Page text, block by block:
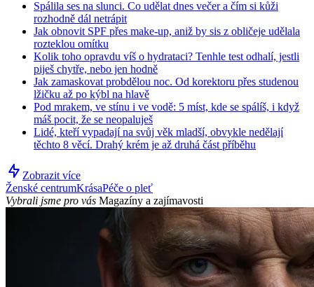
Spálila ses na slunci. Co udělat dnes večer a čím si kůži
rozhodně dál netrápit
Jak obnovit SPF přes make-up, aniž by sis z obličeje udělala
rozteklou omítku
Kolik toho opravdu víš o hydrataci? Tenhle test odhalí, jestli
piješ chytře, nebo jen hodně
Jak zamaskovat probdělou noc. Od korektoru přes studenou
lžičku až po kýbl na hlavě
Pod mrakem, ve stínu i ve vodě: 5 míst, kde se spálíš, i když
máš pocit, že se neopaluješ
Lidé, kteří vypadají na svůj věk mladší, obvykle nedělají
těchto 8 věcí. Drahý krém je až druhá část příběhu
Zobrazit více
Ženské centrumKrásaPéče o pleť
Vybrali jsme pro vás Magazíny a zajímavosti